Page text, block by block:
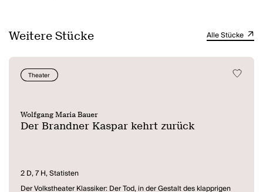
Weitere Stücke Alle Stücke
Theater
Wolfgang Maria Bauer
Der Brandner Kaspar kehrt zurück
2 D, 7 H, Statisten
Der Volkstheater Klassiker: Der Tod, in der Gestalt des klapprigen